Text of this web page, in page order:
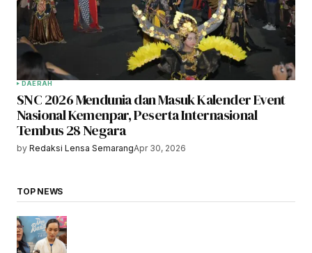
DAERAH
SNC 2026 Mendunia dan Masuk Kalender Event
Nasional Kemenpar, Peserta Internasional
Tembus 28 Negara
by Redaksi Lensa SemarangApr 30, 2026
TOP NEWS